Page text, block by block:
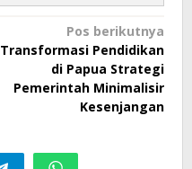
Pos berikutnya
Transformasi Pendidikan
di Papua Strategi
Pemerintah Minimalisir
Kesenjangan